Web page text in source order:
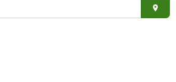
place